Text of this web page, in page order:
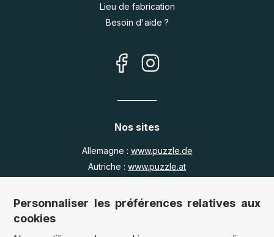
Lieu de fabrication
Besoin d'aide ?
Nos sites
Allemagne : www.puzzle.de
Autriche : www.puzzle.at
Royaume Uni :
www.jigsawpuzzle.co.uk
Personnaliser les préférences relatives aux
cookies